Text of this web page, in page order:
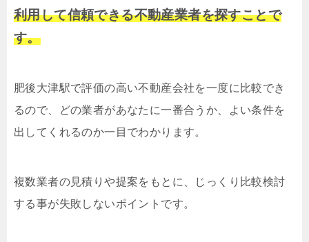
利用して信頼できる不動産業者を探すことで
す。
肥後大津駅で評価の高い不動産会社を一度に比較でき
るので、どの業者があなたに一番合うか、よい条件を
出してくれるのか一目でわかります。
複数業者の見積りや提案をもとに、じっくり比較検討
する事が失敗しないポイントです。